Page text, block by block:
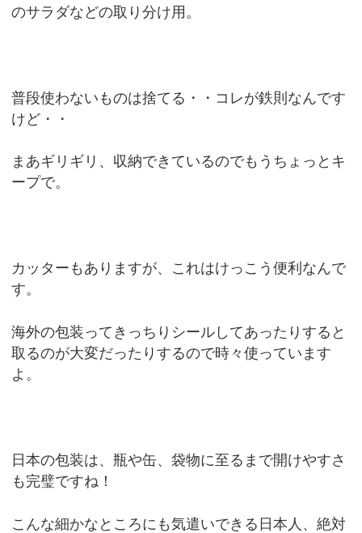
のサラダなどの取り分け用。
普段使わないものは捨てる・・コレが鉄則なんです
けど・・
まあギリギリ、収納できているのでもうちょっとキ
ープで。
カッターもありますが、これはけっこう便利なんで
す。
海外の包装ってきっちりシールしてあったりすると
取るのが大変だったりするので時々使っています
よ。
日本の包装は、瓶や缶、袋物に至るまで開けやすさ
も完璧ですね！
こんな細かなところにも気遣いできる日本人、絶対